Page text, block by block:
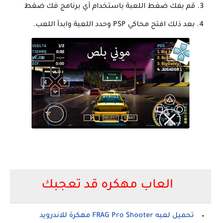
قم بفك ضغط اللعبة باستخدام أي برنامج فك ضغط
بعد ذلك افتح محاكي PSP وحدد اللعبة وابدأ اللعب.
العاب مهكره قد تعجبك
تحميل لعبه FRAG Pro Shooter مهكرة للاندرويد